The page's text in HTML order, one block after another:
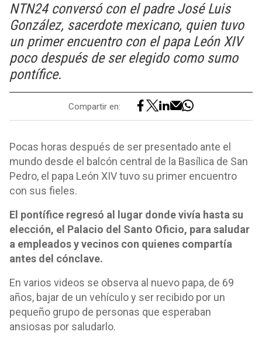
NTN24 conversó con el padre José Luis
González, sacerdote mexicano, quien tuvo
un primer encuentro con el papa León XIV
poco después de ser elegido como sumo
pontífice.
Compartir en:
Pocas horas después de ser presentado ante el
mundo desde el balcón central de la Basílica de San
Pedro, el papa León XIV tuvo su primer encuentro
con sus fieles.
El pontífice regresó al lugar donde vivía hasta su
elección, el Palacio del Santo Oficio, para saludar
a empleados y vecinos con quienes compartía
antes del cónclave.
En varios videos se observa al nuevo papa, de 69
años, bajar de un vehículo y ser recibido por un
pequeño grupo de personas que esperaban
ansiosas por saludarlo.